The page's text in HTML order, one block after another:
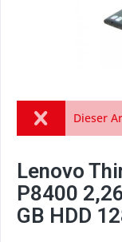
Dieser
Lenovo
P8400
GB HDD